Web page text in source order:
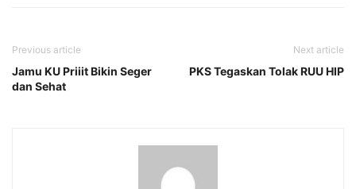
Previous article
Jamu KU Priiit Bikin Seger
dan Sehat
Next article
PKS Tegaskan Tolak RUU HIP